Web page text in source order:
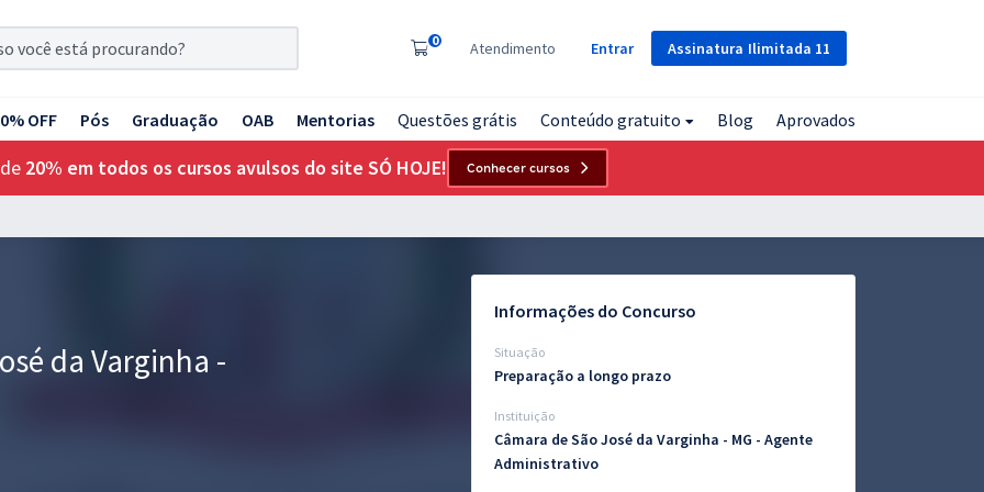
Assinatura Ilimitada 11
0 Atendimento Entrar
OFF Pós Graduação OAB Mentorias Questões grátis Conteúdo gratuito Blog Aprovados
20% em todos os cursos avulsos do site SÓ HOJE! Conhecer cursos
da Varginha -
Informações do Concurso
Situação
Preparação a longo prazo
Instituição
Câmara de São José da Varginha - MG - Agente
Administrativo